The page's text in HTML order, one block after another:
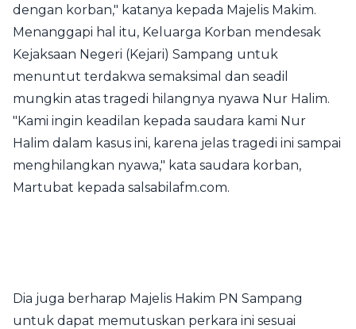
dengan korban," katanya kepada Majelis Makim.
Menanggapi hal itu, Keluarga Korban mendesak
Kejaksaan Negeri (Kejari) Sampang untuk
menuntut terdakwa semaksimal dan seadil
mungkin atas tragedi hilangnya nyawa Nur Halim.
"Kami ingin keadilan kepada saudara kami Nur
Halim dalam kasus ini, karena jelas tragedi ini sampai
menghilangkan nyawa," kata saudara korban,
Martubat kepada salsabilafm.com.
Dia juga berharap Majelis Hakim PN Sampang
untuk dapat memutuskan perkara ini sesuai